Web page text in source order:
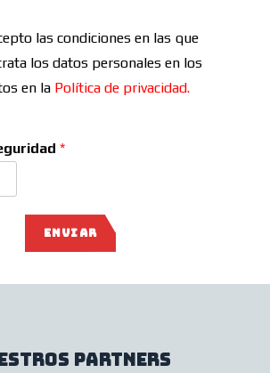
las condiciones en las que
los datos personales en los
en la Política de privacidad.
*
ENVIAR
PARTNERS